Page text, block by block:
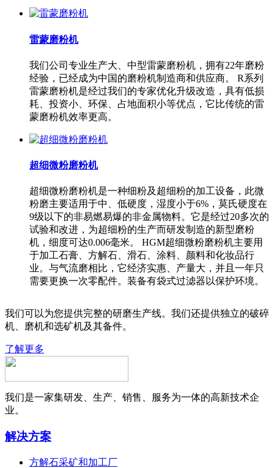
雷蒙磨粉机
我们公司专业生产大、中型雷蒙磨粉机，拥有22年磨粉
经验，已经成为中国的磨粉机制造商和供应商。 R系列
雷蒙磨粉机是经过我们的专家优化升级改造，具有低损
耗、投资小、环保、占地面积小等优点，它比传统的雷
蒙磨粉机效率更高。
超细微粉磨粉机
超细微粉磨粉机是一种细粉及超细粉的加工设备，此微
粉磨主要适用于中、低硬度，湿度小于6%，莫氏硬度在
9级以下的非易燃易爆的非金属物料。它是经过20多次的
试验和改进，为超细粉的生产而研发制造的新型磨粉
机，细度可达0.006毫米。 HGM超细微粉磨粉机主要用
于加工石膏、方解石、滑石、涂料、颜料和化妆品行
业。与气流磨相比，它经济实惠、产量大，并且一年只
需要更换一次零配件。装备有袋式过滤器以保护环境。
我们可以为您提供完整的研磨生产线。我们还提供独立的破碎
机、磨机和选矿机及其备件。
了解更多
我们是一家集研发、生产、销售、服务为一体的高新技术企
业。
解决方案
方解石采矿和加工厂